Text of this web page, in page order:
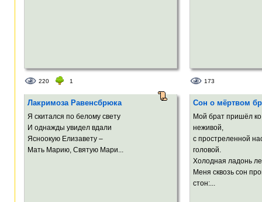
220 1 173
Лакримоза Равенсбрюка
Я скитался по белому свету
И однажды увидел вдали
Ясноокую Елизавету –
Мать Марию, Святую Maри...
Сон о мёртвом
Мой брат пришёл
неживой,
с простреленной
головой.
Холодная ладонь
Меня сквозь сон
стон:...